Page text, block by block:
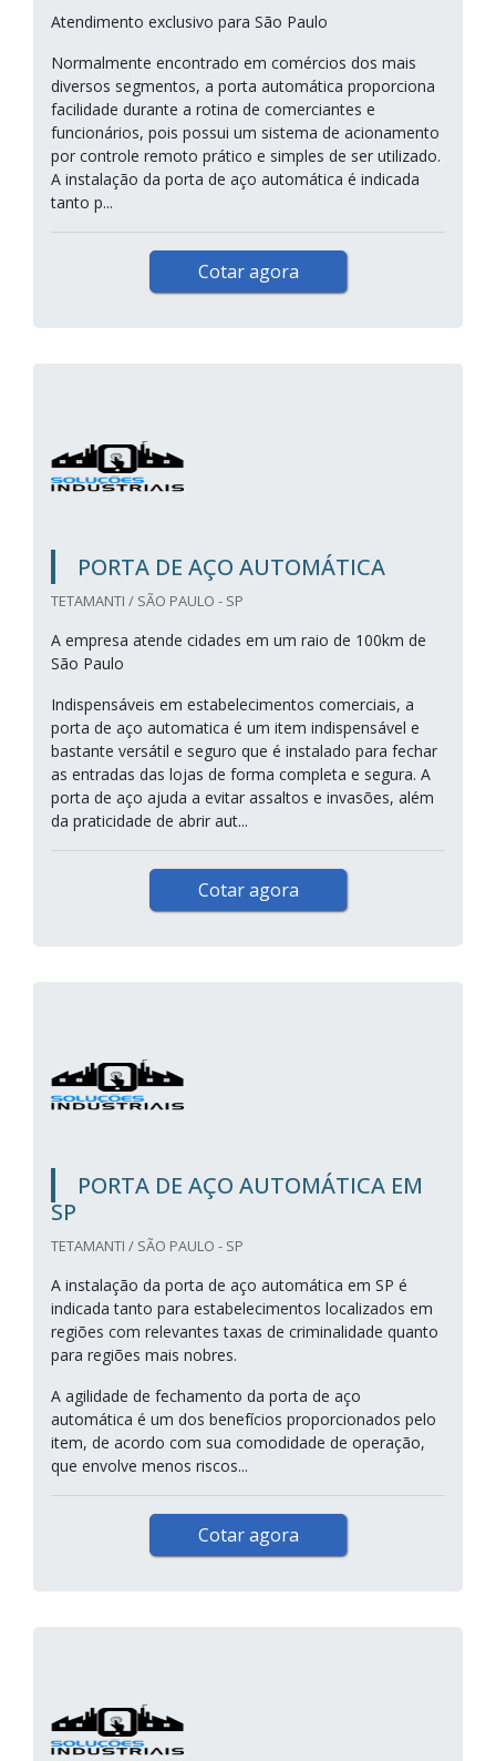
Atendimento exclusivo para São Paulo
Normalmente encontrado em comércios dos mais
diversos segmentos, a porta automática proporciona
facilidade durante a rotina de comerciantes e
funcionários, pois possui um sistema de acionamento
por controle remoto prático e simples de ser utilizado.
A instalação da porta de aço automática é indicada
tanto p...
Cotar agora
PORTA DE AÇO AUTOMÁTICA
TETAMANTI / SÃO PAULO - SP
A empresa atende cidades em um raio de 100km de
São Paulo
Indispensáveis em estabelecimentos comerciais, a
porta de aço automatica é um item indispensável e
bastante versátil e seguro que é instalado para fechar
as entradas das lojas de forma completa e segura. A
porta de aço ajuda a evitar assaltos e invasões, além
da praticidade de abrir aut...
Cotar agora
PORTA DE AÇO AUTOMÁTICA EM
SP
TETAMANTI / SÃO PAULO - SP
A instalação da porta de aço automática em SP é
indicada tanto para estabelecimentos localizados em
regiões com relevantes taxas de criminalidade quanto
para regiões mais nobres.
A agilidade de fechamento da porta de aço
automática é um dos benefícios proporcionados pelo
item, de acordo com sua comodidade de operação,
que envolve menos riscos...
Cotar agora